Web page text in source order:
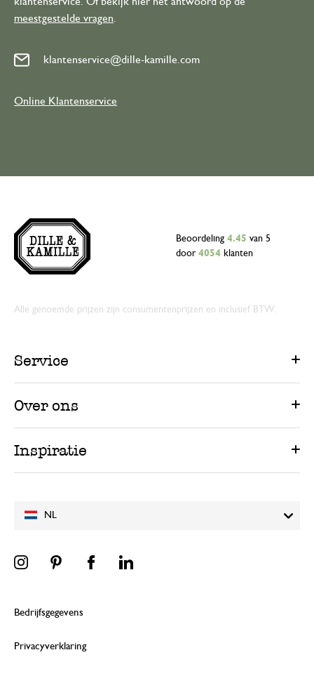
meestgestelde vragen
klantenservice@dille-kamille.com
Online Klantenservice
NL
Beoordeling 4.45 van 5
door 4054 klanten
Alle genoemde prijzen zijn consumentenprijzen en inclusief BTW.
Service
Over ons
Inspiratie
Bedrijfsgegevens
Privacyverklaring